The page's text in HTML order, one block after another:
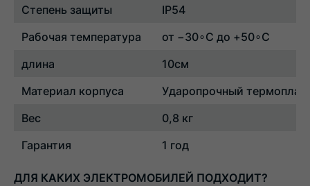
Степень защиты
IP54
Рабочая температура от −30∘C до +50∘C
длина
10см
Материал корпуса Ударопрочный
Вес
0,8 кг
Гарантия
1 год
ДЛЯ КАКИХ ЭЛЕКТРОМОБИЛЕЙ ПОДХОДИТ?